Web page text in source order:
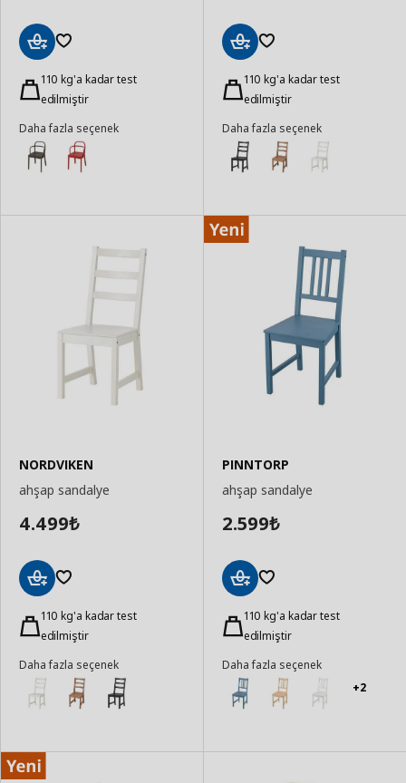
Ekle 110 kg'a kadar test
edilmiştir
Daha fazla seçenek
Ekle 110 kg'a kadar test
edilmiştir
Daha fazla seçenek
NORDVIKEN
ahşap sandalye
4.499₺
Ekle 110 kg'a kadar test
edilmiştir
Daha fazla seçenek
PINNTORP
ahşap sandalye
2.599₺
Ekle 110 kg'a kadar test
edilmiştir
Daha fazla seçenek
+2